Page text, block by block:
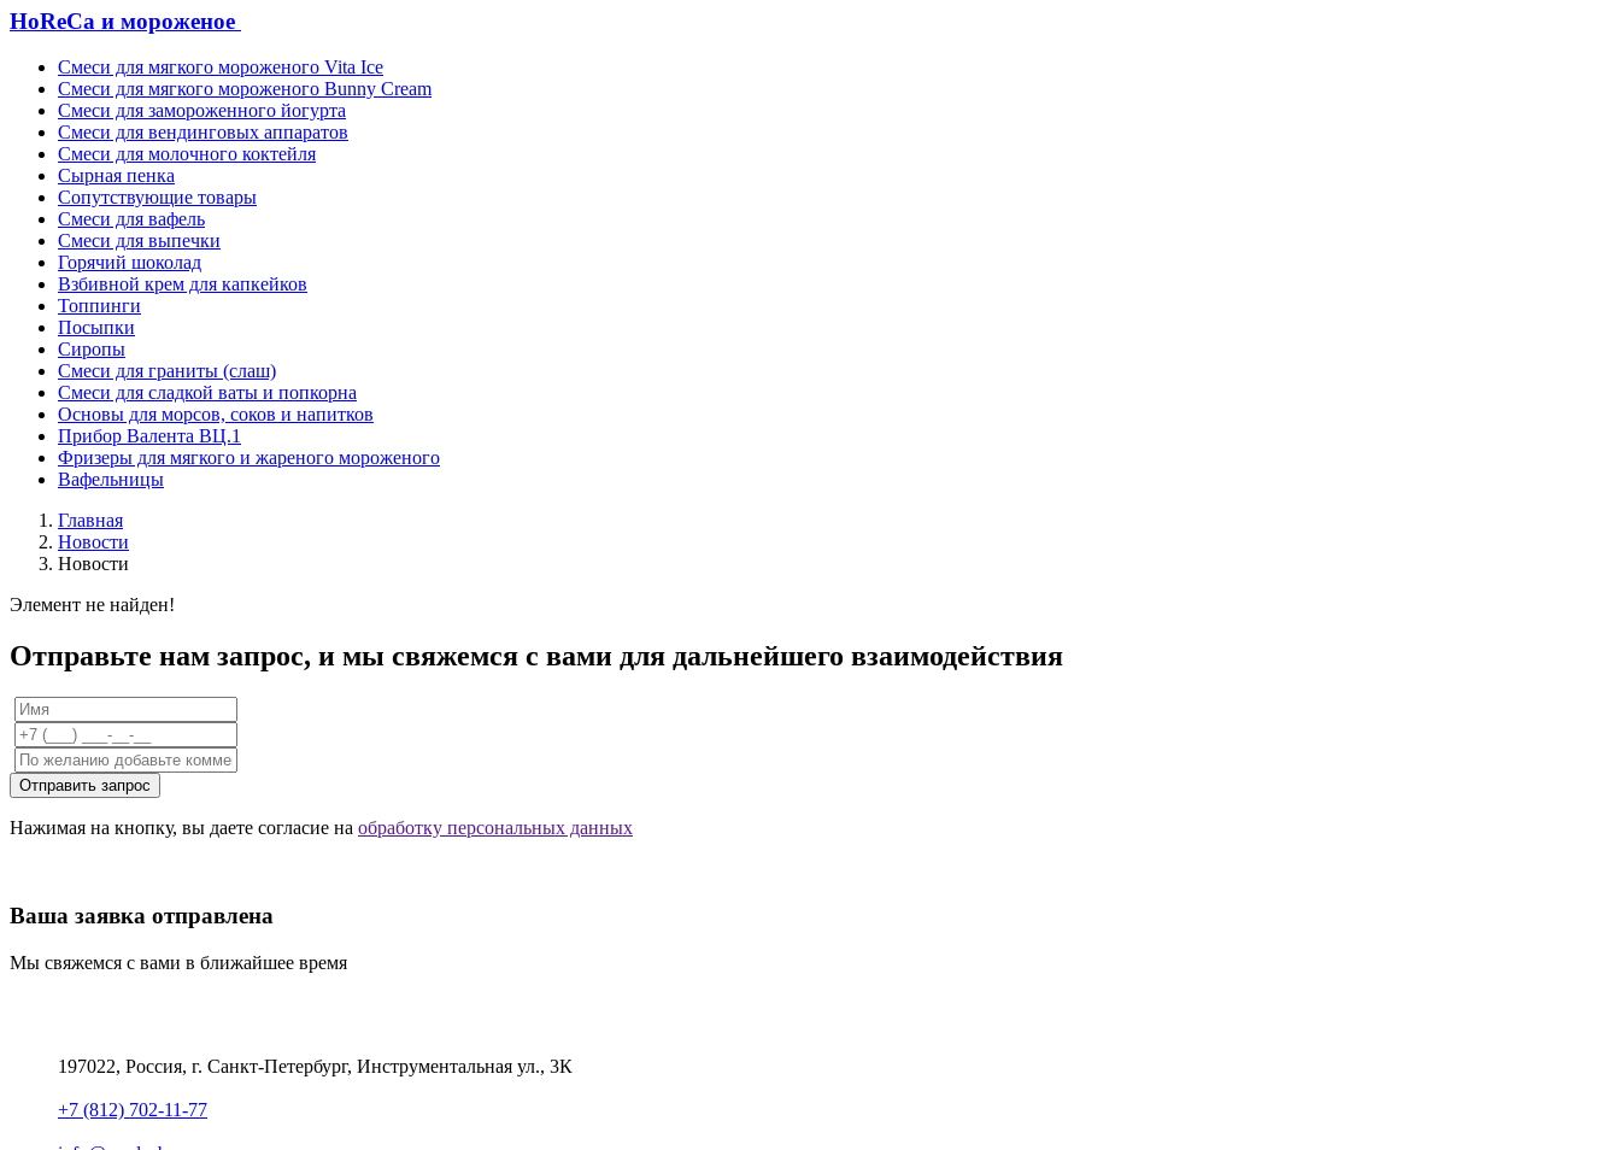
HoReCa и мороженое
Смеси для мягкого мороженого Vita Ice
Смеси для мягкого мороженого Bunny Cream
Смеси для замороженного йогурта
Смеси для вендинговых аппаратов
Смеси для молочного коктейля
Сырная пенка
Сопутствующие товары
Смеси для вафель
Смеси для выпечки
Горячий шоколад
Взбивной крем для капкейков
Топпинги
Посыпки
Сиропы
Смеси для граниты (слаш)
Смеси для сладкой ваты и попкорна
Основы для морсов, соков и напитков
Прибор Валента ВЦ.1
Фризеры для мягкого и жареного мороженого
Вафельницы
Главная
Новости
Новости
Элемент не найден!
Отправьте нам запрос, и мы свяжемся с вами для дальнейшего взаимодействия
Отправить запрос
Нажимая на кнопку, вы даете согласие на обработку персональных данных
Ваша заявка отправлена
Мы свяжемся с вами в ближайшее время
197022, Россия, г. Санкт-Петербург, Инструментальная ул., 3К
+7 (812) 702-11-77